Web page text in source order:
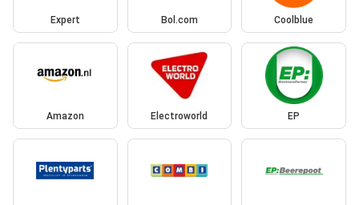
Expert Bol.com Coolblue
Amazon Electroworld EP